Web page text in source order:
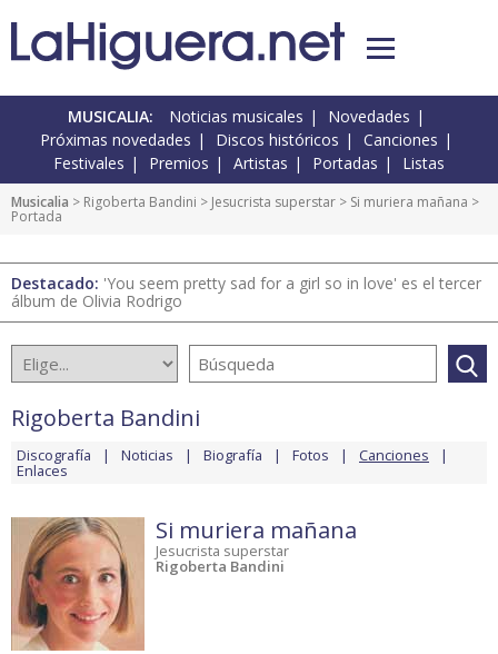
MUSICALIA: Noticias musicales
Novedades
Próximas novedades
Discos históricos
Canciones
Festivales
Premios Artistas Portadas Listas
Musicalia > Rigoberta Bandini > Jesucrista superstar > Si muriera mañana >
Portada
Destacado: 'You seem pretty sad for a girl so in love' es el tercer
álbum de Olivia Rodrigo
Rigoberta Bandini
Discografía Noticias Biografía Fotos Canciones
Enlaces
Si muriera mañana
Jesucrista superstar
Rigoberta Bandini